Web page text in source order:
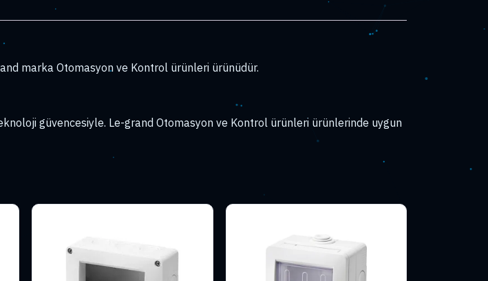
marka Otomasyon ve Kontrol ürünleri ürünüdür.
güvencesiyle. Le-grand Otomasyon ve Kontrol ürünleri ürünlerinde uygun